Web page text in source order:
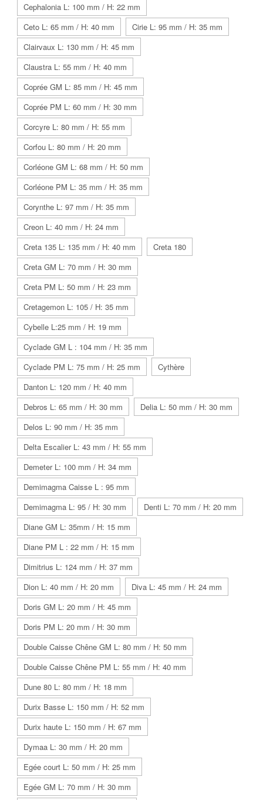
Cephalonia L: 100 mm / H: 22 mm
Ceto L: 65 mm / H: 40 mm
Cirie L: 95 mm / H: 35 mm
Clairvaux L: 130 mm / H: 45 mm
Claustra L: 55 mm / H: 40 mm
Coprée GM L: 85 mm / H: 45 mm
Coprée PM L: 60 mm / H: 30 mm
Corcyre L: 80 mm / H: 55 mm
Corfou L: 80 mm / H: 20 mm
Corléone GM L: 68 mm / H: 50 mm
Corléone PM L: 35 mm / H: 35 mm
Corynthe L: 97 mm / H: 35 mm
Creon L: 40 mm / H: 24 mm
Creta 135 L: 135 mm / H: 40 mm
Creta 180
Creta GM L: 70 mm / H: 30 mm
Creta PM L: 50 mm / H: 23 mm
Cretagemon L: 105 / H: 35 mm
Cybelle L:25 mm / H: 19 mm
Cyclade GM L : 104 mm / H: 35 mm
Cyclade PM L: 75 mm / H: 25 mm
Cythère
Danton L: 120 mm / H: 40 mm
Debros L: 65 mm / H: 30 mm
Delia L: 50 mm / H: 30 mm
Delos L: 90 mm / H: 35 mm
Delta Escalier L: 43 mm / H: 55 mm
Demeter L: 100 mm / H: 34 mm
Demimagma Caisse L : 95 mm
Demimagma L: 95 / H: 30 mm
Denti L: 70 mm / H: 20 mm
Diane GM L: 35mm / H: 15 mm
Diane PM L : 22 mm / H: 15 mm
Dimitrius L: 124 mm / H: 37 mm
Dion L: 40 mm / H: 20 mm
Diva L: 45 mm / H: 24 mm
Doris GM L: 20 mm / H: 45 mm
Doris PM L: 20 mm / H: 30 mm
Double Caisse Chêne GM L: 80 mm / H: 50 mm
Double Caisse Chêne PM L: 55 mm / H: 40 mm
Dune 80 L: 80 mm / H: 18 mm
Durix Basse L: 150 mm / H: 52 mm
Durix haute L: 150 mm / H: 67 mm
Dymaa L: 30 mm / H: 20 mm
Egée court L: 50 mm / H: 25 mm
Egée GM L: 70 mm / H: 30 mm